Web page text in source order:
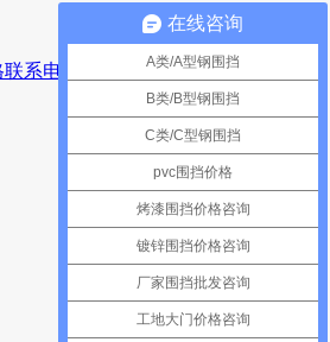
在线咨询
A类/A型钢围挡
B类/B型钢围挡
C类/C型钢围挡
pvc围挡价格
烤漆围挡价格咨询
镀锌围挡价格咨询
厂家围挡批发咨询
工地大门价格咨询